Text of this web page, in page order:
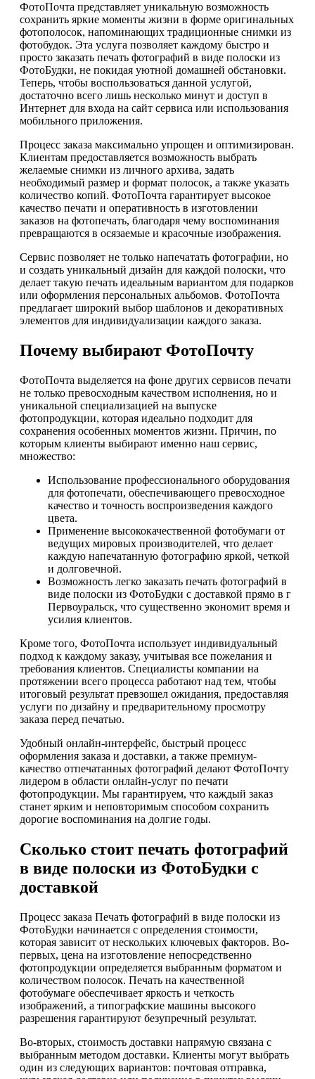
ФотоПочта представляет уникальную возможность
сохранить яркие моменты жизни в форме оригинальных
фотополосок, напоминающих традиционные снимки из
фотобудок. Эта услуга позволяет каждому быстро и
просто заказать печать фотографий в виде полоски из
ФотоБудки, не покидая уютной домашней обстановки.
Теперь, чтобы воспользоваться данной услугой,
достаточно всего лишь несколько минут и доступ в
Интернет для входа на сайт сервиса или использования
мобильного приложения.
Процесс заказа максимально упрощен и оптимизирован.
Клиентам предоставляется возможность выбрать
желаемые снимки из личного архива, задать
необходимый размер и формат полосок, а также указать
количество копий. ФотоПочта гарантирует высокое
качество печати и оперативность в изготовлении
заказов на фотопечать, благодаря чему воспоминания
превращаются в осязаемые и красочные изображения.
Сервис позволяет не только напечатать фотографии, но
и создать уникальный дизайн для каждой полоски, что
делает такую печать идеальным вариантом для подарков
или оформления персональных альбомов. ФотоПочта
предлагает широкий выбор шаблонов и декоративных
элементов для индивидуализации каждого заказа.
Почему выбирают ФотоПочту
ФотоПочта выделяется на фоне других сервисов печати
не только превосходным качеством исполнения, но и
уникальной специализацией на выпуске
фотопродукции, которая идеально подходит для
сохранения особенных моментов жизни. Причин, по
которым клиенты выбирают именно наш сервис,
множество:
Использование профессионального оборудования
для фотопечати, обеспечивающего превосходное
качество и точность воспроизведения каждого
цвета.
Применение высококачественной фотобумаги от
ведущих мировых производителей, что делает
каждую напечатанную фотографию яркой, четкой
и долговечной.
Возможность легко заказать печать фотографий в
виде полоски из ФотоБудки с доставкой прямо в г
Первоуральск, что существенно экономит время и
усилия клиентов.
Кроме того, ФотоПочта использует индивидуальный
подход к каждому заказу, учитывая все пожелания и
требования клиентов. Специалисты компании на
протяжении всего процесса работают над тем, чтобы
итоговый результат превзошел ожидания, предоставляя
услуги по дизайну и предварительному просмотру
заказа перед печатью.
Удобный онлайн-интерфейс, быстрый процесс
оформления заказа и доставки, а также премиум-
качество отпечатанных фотографий делают ФотоПочту
лидером в области онлайн-услуг по печати
фотопродукции. Мы гарантируем, что каждый заказ
станет ярким и неповторимым способом сохранить
дорогие воспоминания на долгие годы.
Сколько стоит печать фотографий
в виде полоски из ФотоБудки с
доставкой
Процесс заказа Печать фотографий в виде полоски из
ФотоБудки начинается с определения стоимости,
которая зависит от нескольких ключевых факторов. Во-
первых, цена на изготовление непосредственно
фотопродукции определяется выбранным форматом и
количеством полосок. Печать на качественной
фотобумаге обеспечивает яркость и четкость
изображений, а типографские машины высокого
разрешения гарантируют безупречный результат.
Во-вторых, стоимость доставки напрямую связана с
выбранным методом доставки. Клиенты могут выбрать
один из следующих вариантов: почтовая отправка,